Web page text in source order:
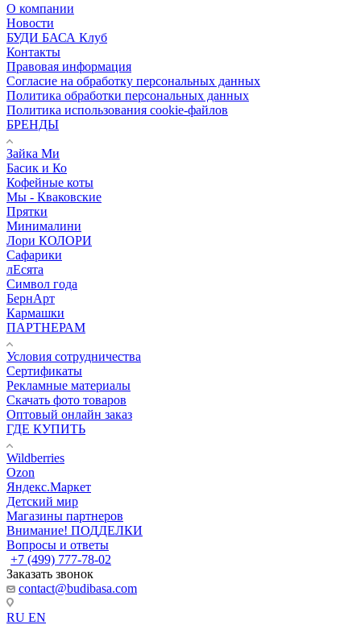
О компании
Новости
БУДИ БАСА Клуб
Контакты
Правовая информация
Согласие на обработку персональных данных
Политика обработки персональных данных
Политика использования cookie-файлов
БРЕНДЫ
Зайка Ми
Басик и Ко
Кофейные коты
Мы - Кваковские
Прятки
Минималини
Лори КОЛОРИ
Сафарики
лЕсята
Символ года
БернАрт
Кармашки
ПАРТНЕРАМ
Условия сотрудничества
Сертификаты
Рекламные материалы
Скачать фото товаров
Оптовый онлайн заказ
ГДЕ КУПИТЬ
Wildberries
Ozon
Яндекс.Маркет
Детский мир
Магазины партнеров
Внимание! ПОДДЕЛКИ
Вопросы и ответы
+7 (499) 777-78-02
Заказать звонок
contact@budibasa.com
RU EN